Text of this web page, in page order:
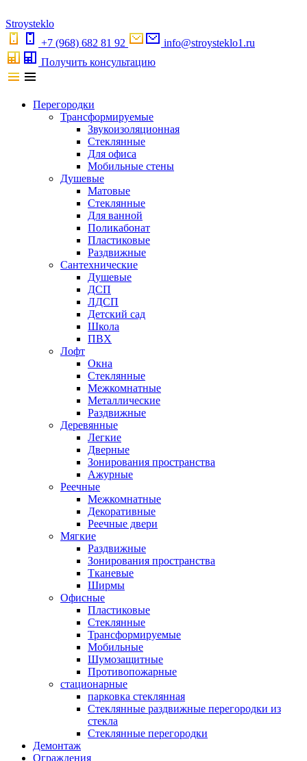
Stroysteklo
+7 (968) 682 81 92
info@stroysteklo1.ru
Получить консультацию
Перегородки
Трансформируемые
Звукоизоляционная
Стеклянные
Для офиса
Мобильные стены
Душевые
Матовые
Стеклянные
Для ванной
Поликабонат
Пластиковые
Раздвижные
Сантехнические
Душевые
ДСП
ЛДСП
Детский сад
Школа
ПВХ
Лофт
Окна
Стеклянные
Межкомнатные
Металлические
Раздвижные
Деревянные
Легкие
Дверные
Зонирования пространства
Ажурные
Реечные
Межкомнатные
Декоративные
Реечные двери
Мягкие
Раздвижные
Зонирования пространства
Тканевые
Ширмы
Офисные
Пластиковые
Стеклянные
Трансформируемые
Мобильные
Шумозащитные
Противопожарные
стационарные
парковка стеклянная
Стеклянные раздвижные перегородки из
стекла
Стеклянные перегородки
Демонтаж
Ограждения